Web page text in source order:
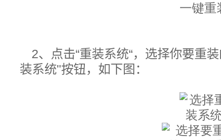
2、点击“重装系统“，选择你要重
装系统"按钮， 如下图：